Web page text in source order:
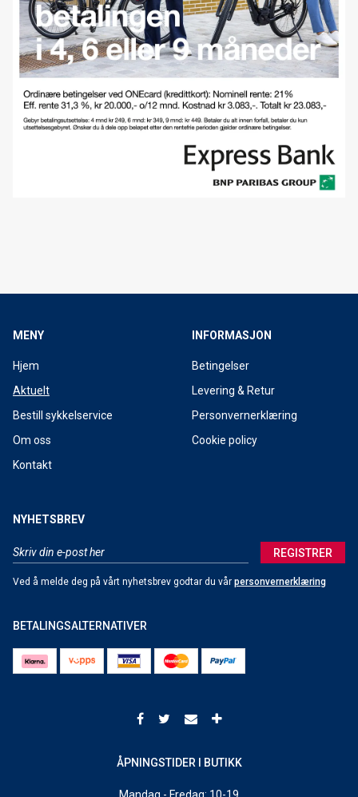
Tour De Lax 2016
ENDELIG: Smøremelding Tromsø Skimaraton 2016
Tromsø Skimaraton 2016
Lagersalg
Forhåndsbestilling av langrennsski 15/16
Smøretips for Tromsø skimaraton 2015
Tromsø Skimaraton 2015
Forhåndsbestilling av 2015 sykler starter nå!
#Sykkelheltfestivalen
Line Sick Day 110
MENY
Hjem
Aktuelt
Bestill sykkelservice
Om oss
Kontakt
INFORMASJON
Betingelser
Levering & Retur
Personvernerklæring
Cookie policy
NYHETSBREV
REGISTRER
Ved å melde deg på vårt nyhetsbrev godtar du vår personvernerklæring
BETALINGSALTERNATIVER
ÅPNINGSTIDER I BUTIKK